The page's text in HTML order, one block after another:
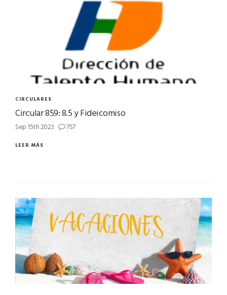
CIRCULARES
Circular 859: 8.5 y Fideicomiso
Sep 15th 2023 757
LEER MÁS